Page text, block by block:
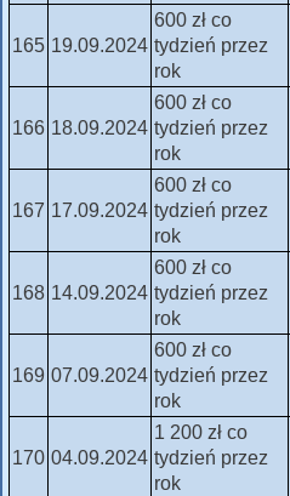
165 19.09.2024
600 zł co
tydzień przez
rok
166 18.09.2024
600 zł co
tydzień przez
rok
167 17.09.2024
600 zł co
tydzień przez
rok
168 14.09.2024
600 zł co
tydzień przez
rok
169 07.09.2024
600 zł co
tydzień przez
rok
170 04.09.2024
1 200 zł co
tydzień przez
rok